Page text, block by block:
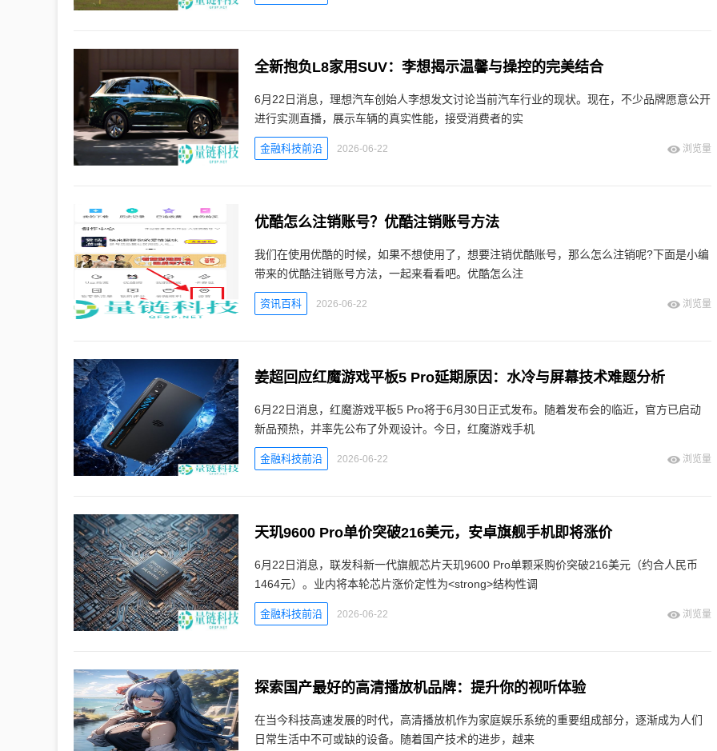
全新抱负L8家用SUV：李想揭示温馨与操控的完美结合
6月22日消息，理想汽车创始人李想发文讨论当前汽车行业的现状。现在，不少品牌愿意公开
进行实测直播，展示车辆的真实性能，接受消费者的实
金融科技前沿 2026-06-22 浏览量
优酷怎么注销账号？优酷注销账号方法
我们在使用优酷的时候，如果不想使用了，想要注销优酷账号，那么怎么注销呢?下面是小编
带来的优酷注销账号方法，一起来看看吧。优酷怎么注
资讯百科 2026-06-22 浏览量
姜超回应红魔游戏平板5 Pro延期原因：水冷与屏幕技术难题分析
6月22日消息，红魔游戏平板5 Pro将于6月30日正式发布。随着发布会的临近，官方已启动
新品预热，并率先公布了外观设计。今日，红魔游戏手机
金融科技前沿 2026-06-22 浏览量
天玑9600 Pro单价突破216美元，安卓旗舰手机即将涨价
6月22日消息，联发科新一代旗舰芯片天玑9600 Pro单颗采购价突破216美元（约合人民币
1464元）。业内将本轮芯片涨价定性为<strong>结构性调
金融科技前沿 2026-06-22 浏览量
探索国产最好的高清播放机品牌：提升你的视听体验
在当今科技高速发展的时代，高清播放机作为家庭娱乐系统的重要组成部分，逐渐成为人们
日常生活中不可或缺的设备。随着国产技术的进步，越来